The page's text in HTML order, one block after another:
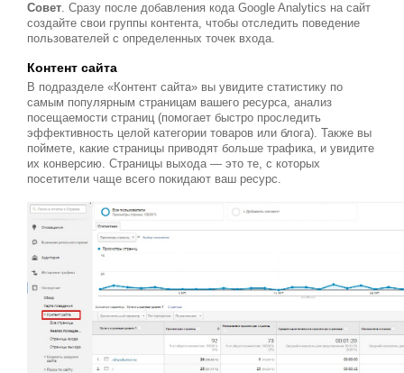
Совет. Сразу после добавления кода Google Analytics на сайт
создайте свои группы контента, чтобы отследить поведение
пользователей с определенных точек входа.
Контент сайта
В подразделе «Контент сайта» вы увидите статистику по
самым популярным страницам вашего ресурса, анализ
посещаемости страниц (помогает быстро проследить
эффективность целой категории товаров или блога). Также вы
поймете, какие страницы приводят больше трафика, и увидите
их конверсию. Страницы выхода — это те, с которых
посетители чаще всего покидают ваш ресурс.